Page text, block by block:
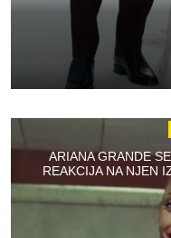
ARIANA GRANDE
REAKCIJA NA NJEN